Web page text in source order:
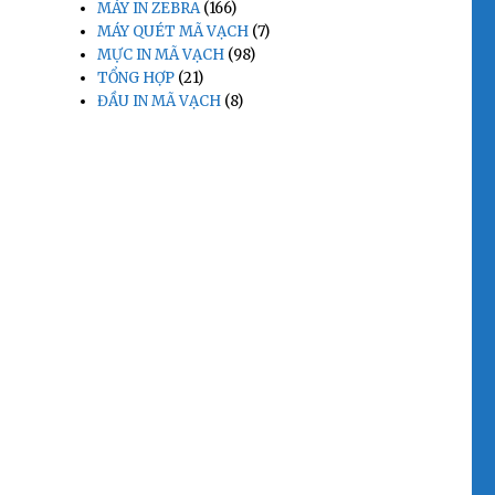
MÁY IN ZEBRA(166)
MÁY QUÉT MÃ VẠCH (7)
MỰC IN MÃ VẠCH (98)
TỔNG HỢP (21)
ĐẦU IN MÃ VẠCH (8)